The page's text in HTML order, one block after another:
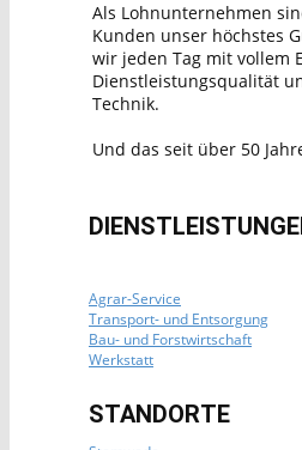
Als Lohnunternehmen
Kunden unser höchstes
wir jeden Tag mit vollem
Dienstleistungsqualität
Technik.
Und das seit über 50
Agrar-Service
Transport- und Entsorgung
Bau- und Forstwirtschaft
Werkstatt
STANDORTE